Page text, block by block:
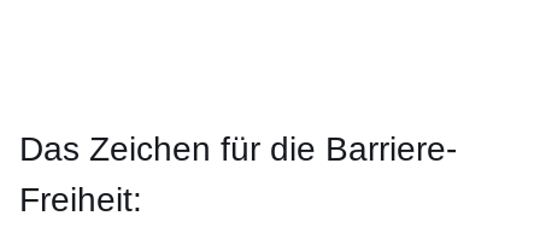
Das Zeichen für die Barriere-
Freiheit: